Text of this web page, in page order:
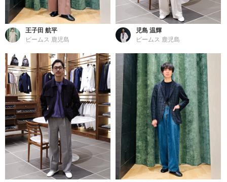
王子田 航平
ビームス 鹿児島
児島 温輝
ビームス 鹿児島